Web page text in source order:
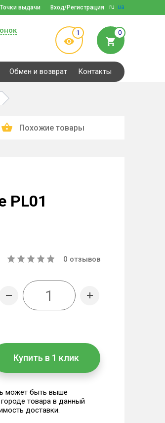
ru ua
Вход/Регистрация
Точки выдачи
1 0
Обмен и возврат Контакты
Похожие товары
PL01
0 отзывов
Купить в 1 клик
может быть выше
товара в данный
доставки.